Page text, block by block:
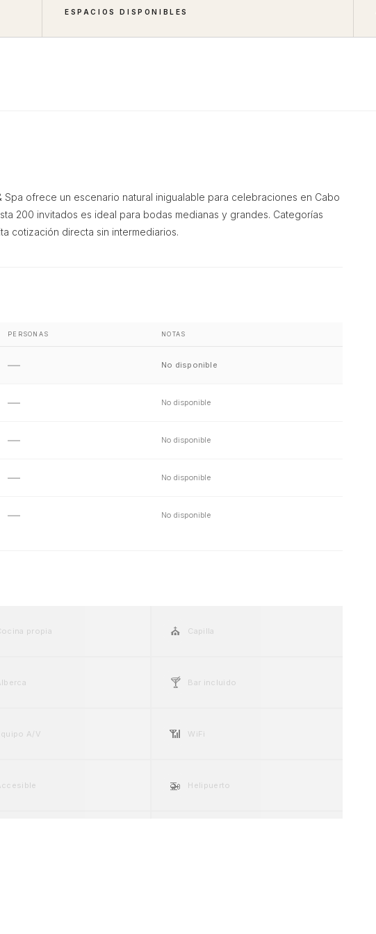
ESPACIOS DISPONIBLES
Spa ofrece un escenario natural inigualable para celebraciones en Cabo
200 invitados es ideal para bodas medianas y grandes. Categorías
cotización directa sin intermediarios.
PERSONAS NOTAS
— No disponible
— No disponible
— No disponible
— No disponible
— No disponible
propia ⛪ Capilla
🍸 Bar incluido
A/V 📶 WiFi
🚁 Helipuerto